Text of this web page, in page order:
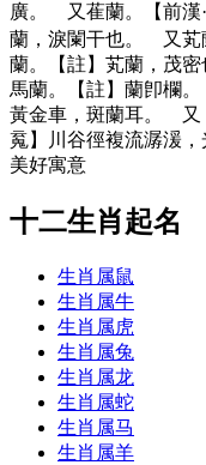
廣。 又萑蘭。【前漢
蘭，淚闌干也。 又芄
蘭。【註】芄蘭，茂
馬蘭。【註】蘭卽欄
黃金車，斑蘭耳。 又
䰟】川谷徑複流潺湲，
美好寓意
十二生肖起名
生肖属鼠
生肖属牛
生肖属虎
生肖属兔
生肖属龙
生肖属蛇
生肖属马
生肖属羊